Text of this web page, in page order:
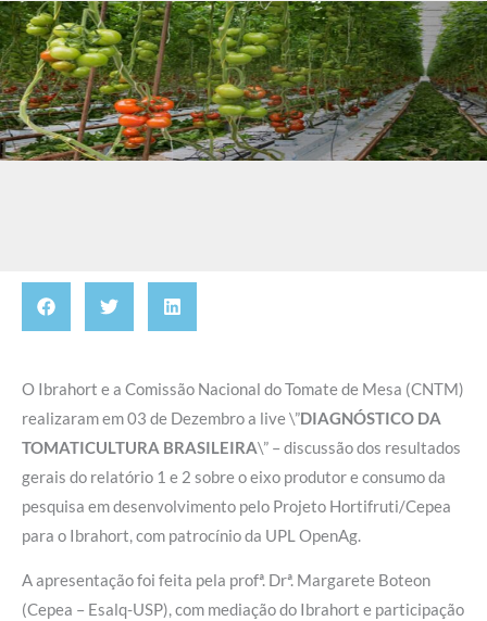
O Ibrahort e a Comissão Nacional do Tomate de Mesa (CNTM)
realizaram em 03 de Dezembro a live \”DIAGNÓSTICO DA
TOMATICULTURA BRASILEIRA\” – discussão dos resultados
gerais do relatório 1 e 2 sobre o eixo produtor e consumo da
pesquisa em desenvolvimento pelo Projeto Hortifruti/Cepea
para o Ibrahort, com patrocínio da UPL OpenAg.
A apresentação foi feita pela profª. Drª. Margarete Boteon
(Cepea – Esalq-USP), com mediação do Ibrahort e participação